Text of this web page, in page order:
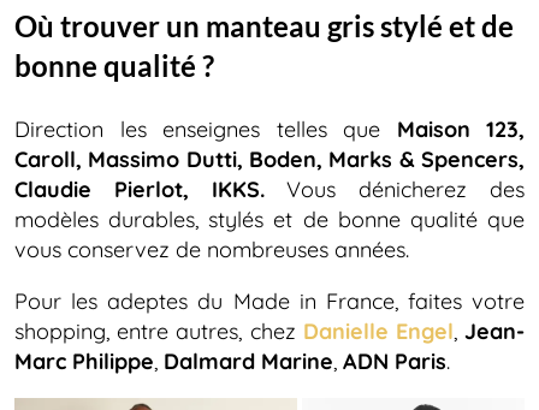
Où trouver un manteau gris stylé et de
bonne qualité ?
Direction les enseignes telles que Maison 123,
Caroll, Massimo Dutti, Boden, Marks & Spencers,
Claudie Pierlot, IKKS.Vous dénicherez des
modèles durables, stylés et de bonne qualité que
vous conservez de nombreuses années.
Pour les adeptes du Made in France, faites votre
shopping, entre autres, chez Danielle Engel,Jean-
Marc Philippe, Dalmard Marine, ADN Paris.